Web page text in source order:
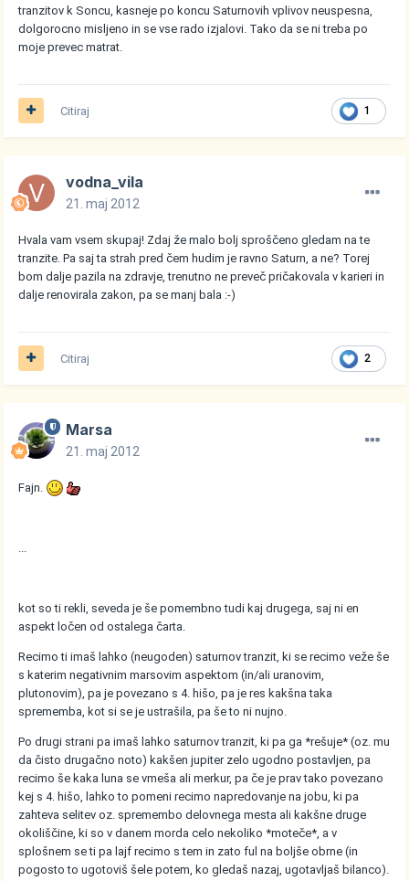
tranzitov k Soncu, kasneje po koncu Saturnovih vplivov neuspesna,
dolgorocno misljeno in se vse rado izjalovi. Tako da se ni treba po
moje prevec matrat.
1
Citiraj
vodna_vila
21. maj 2012
Hvala vam vsem skupaj! Zdaj že malo bolj sproščeno gledam na te
tranzite. Pa saj ta strah pred čem hudim je ravno Saturn, a ne? Torej
bom dalje pazila na zdravje, trenutno ne preveč pričakovala v karieri in
dalje renovirala zakon, pa se manj bala :-)
2
Citiraj
Marsa
21. maj 2012
Fajn.
...
kot so ti rekli, seveda je še pomembno tudi kaj drugega, saj ni en
aspekt ločen od ostalega čarta.
Recimo ti imaš lahko (neugoden) saturnov tranzit, ki se recimo veže še
s katerim negativnim marsovim aspektom (in/ali uranovim,
plutonovim), pa je povezano s 4. hišo, pa je res kakšna taka
sprememba, kot si se je ustrašila, pa še to ni nujno.
Po drugi strani pa imaš lahko saturnov tranzit, ki pa ga *rešuje* (oz. mu
da čisto drugačno noto) kakšen jupiter zelo ugodno postavljen, pa
recimo še kaka luna se vmeša ali merkur, pa če je prav tako povezano
kej s 4. hišo, lahko to pomeni recimo napredovanje na jobu, ki pa
zahteva selitev oz. spremembo delovnega mesta ali kakšne druge
okoliščine, ki so v danem morda celo nekoliko *moteče*, a v
splošnem se ti pa lajf recimo s tem in zato ful na boljše obrne (in
pogosto to ugotoviš šele potem, ko gledaš nazaj, ugotavljaš bilanco).